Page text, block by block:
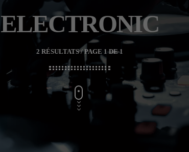
ELECTRONIC
2 RÉSULTATS / PAGE 1 DE 1